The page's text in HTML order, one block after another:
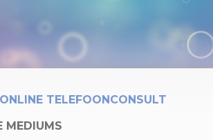
ONLINE TELEFOONCONSULT
MEDIUMS